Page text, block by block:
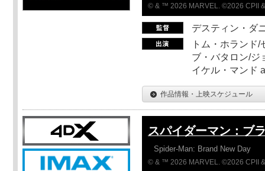
© & ™ 2026 MARVEL. ©2026 CPII
デスティン・ダ
トム・ホランド
ブ・バタロン/ジ
イケル・マンド
作品情報・上映スケジュール
スパイダーマン：ブ
Spider-Man: Brand New Day
© & ™ 2026 MARVEL. ©2026 CPII